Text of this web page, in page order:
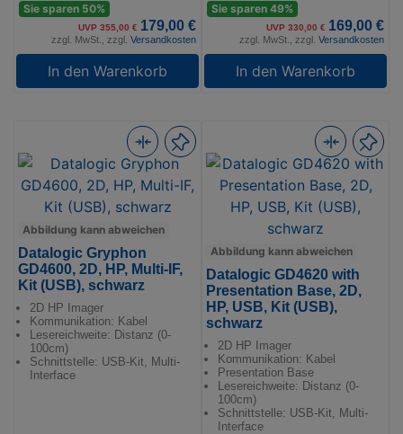
Sie sparen 50%
UVP 355,00 € 179,00 €
zzgl. MwSt., zzgl. Versandkosten
In den Warenkorb
Sie sparen 49%
UVP 330,00 € 169,00 €
zzgl. MwSt., zzgl. Versandkosten
In den Warenkorb
Abbildung kann abweichen
Datalogic Gryphon
GD4600, 2D, HP, Multi-IF,
Kit (USB), schwarz
2D HP Imager
Kommunikation: Kabel
Lesereichweite: Distanz (0-
100cm)
Schnittstelle: USB-Kit, Multi-
Interface
Abbildung kann abweichen
Datalogic GD4620 with
Presentation Base, 2D,
HP, USB, Kit (USB),
schwarz
2D HP Imager
Kommunikation: Kabel
Presentation Base
Lesereichweite: Distanz (0-
100cm)
Schnittstelle: USB-Kit, Multi-
Interface